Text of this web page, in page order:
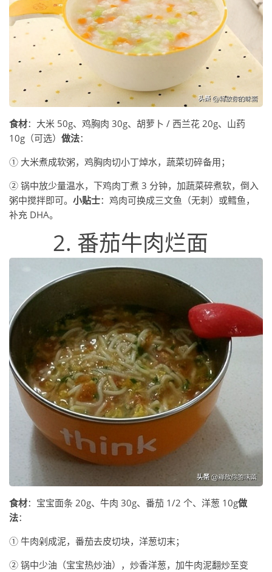
食材：大米 50g、鸡胸肉 30g、胡萝卜 / 西兰花 20g、山药
10g（可选） 做法：
① 大米煮成软粥，鸡胸肉切小丁焯水，蔬菜切碎备用；
② 锅中放少量温水，下鸡肉丁煮 3 分钟，加蔬菜碎煮软，倒入
粥中搅拌即可。 小贴士：鸡肉可换成三文鱼（无刺）或鳕鱼，
补充 DHA。
2. 番茄牛肉烂面
食材：宝宝面条 20g、牛肉 30g、番茄 1/2 个、洋葱 10g做
法：
① 牛肉剁成泥，番茄去皮切块，洋葱切末；
② 锅中少油（宝宝热炒油），炒香洋葱，加牛肉泥翻炒至变